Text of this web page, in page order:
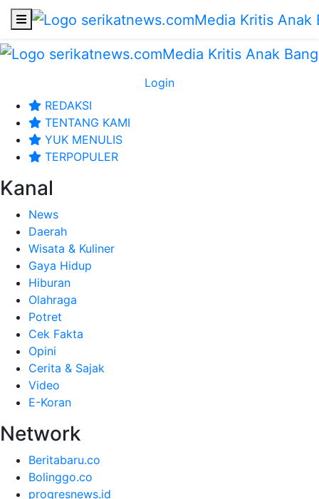
Login
REDAKSI
TENTANG KAMI
YUK MENULIS
TERPOPULER
Kanal
News
Daerah
Wisata & Kuliner
Gaya Hidup
Hiburan
Olahraga
Potret
Cek Fakta
Opini
Cerita & Sajak
Video
E-Koran
Network
Beritabaru.co
Bolinggo.co
progresnews.id